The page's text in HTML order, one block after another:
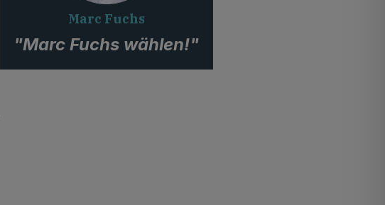
Marc Fuchs
"Marc Fuchs wählen!"